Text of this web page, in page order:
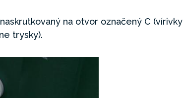
na otvor označený C (vírivky
trysky).